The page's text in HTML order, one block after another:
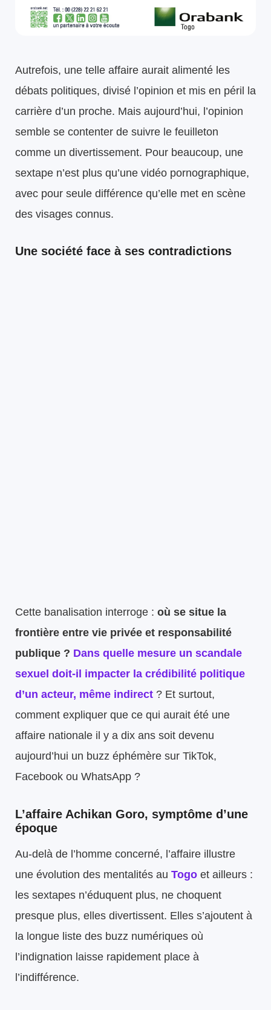
Autrefois, une telle affaire aurait alimenté les
débats politiques, divisé l’opinion et mis en péril la
carrière d’un proche. Mais aujourd’hui, l’opinion
semble se contenter de suivre le feuilleton
comme un divertissement. Pour beaucoup, une
sextape n’est plus qu’une vidéo pornographique,
avec pour seule différence qu’elle met en scène
des visages connus.
Une société face à ses contradictions
Cette banalisation interroge : où se situe la
frontière entre vie privée et responsabilité
publique ? Dans quelle mesure un scandale
sexuel doit-il impacter la crédibilité politique
d’un acteur, même indirect ? Et surtout,
comment expliquer que ce qui aurait été une
affaire nationale il y a dix ans soit devenu
aujourd’hui un buzz éphémère sur TikTok,
Facebook ou WhatsApp ?
L’affaire Achikan Goro, symptôme d’une
époque
Au-delà de l’homme concerné, l’affaire illustre
une évolution des mentalités au Togo et ailleurs :
les sextapes n’éduquent plus, ne choquent
presque plus, elles divertissent. Elles s’ajoutent à
la longue liste des buzz numériques où
l’indignation laisse rapidement place à
l’indifférence.